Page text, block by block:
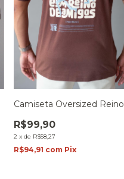
Camiseta Oversized Reino
R$99,90
2 x de R$58,27
R$94,91 com Pix